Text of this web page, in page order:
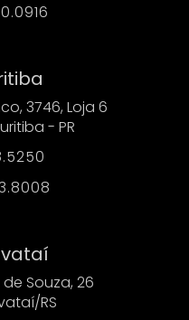
3746, Loja 6
- PR
Souza, 26
RS